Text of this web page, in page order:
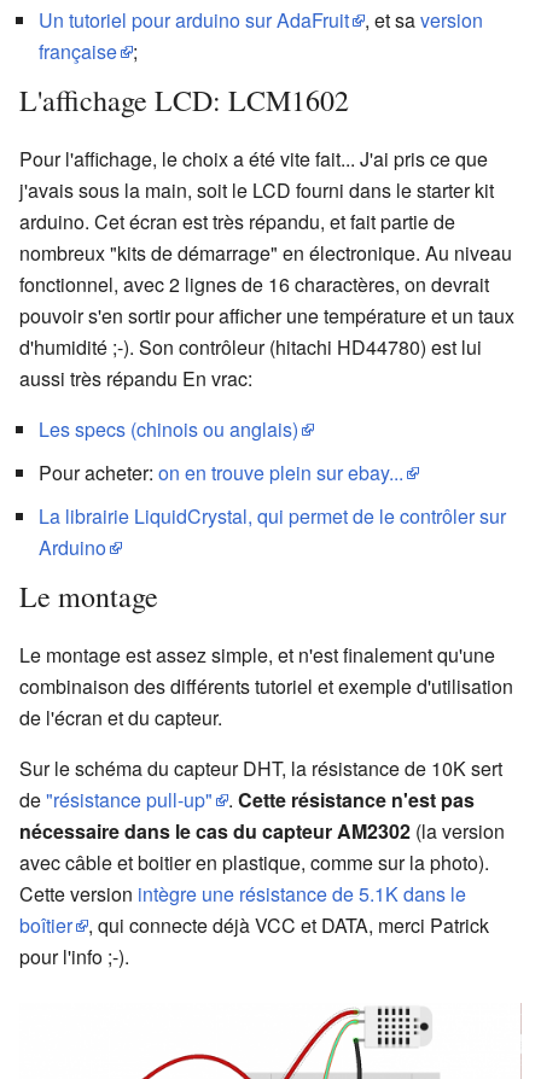
Un tutoriel pour arduino sur AdaFruit
, et saversion
française
;
L'affichage LCD: LCM1602
Pour l'affichage, le choix a été vite fait... J'ai pris ce que
j'avais sous la main, soit le LCD fourni dans le starter kit
arduino. Cet écran est très répandu, et fait partie de
nombreux "kits de démarrage" en électronique. Au niveau
fonctionnel, avec 2 lignes de 16 charactères, on devrait
pouvoir s'en sortir pour afficher une température et un taux
d'humidité ;-). Son contrôleur (hitachi HD44780) est lui
aussi très répandu En vrac:
Les specs (chinois ou anglais)
Pour acheter: on en trouve plein sur ebay...
La librairie LiquidCrystal, qui permet de le contrôler sur
Arduino
Le montage
Le montage est assez simple, et n'est finalement qu'une
combinaison des différents tutoriel et exemple d'utilisation
de l'écran et du capteur.
Sur le schéma du capteur DHT, la résistance de 10K sert
de"résistance pull-up" . Cette résistance n'est pas
nécessaire dans le cas du capteur AM2302 (la version
avec câble et boitier en plastique, comme sur la photo).
Cette version intègre une résistance de 5.1K dans le
boîtier
, qui connecte déjà VCC et DATA, merci Patrick
pour l'info ;-).